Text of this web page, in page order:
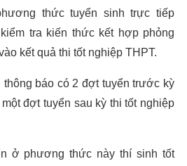
thức tuyển sinh trực tiếp
tra kiến thức kết hợp phỏng
kết quả thi tốt nghiệp THPT.
thông báo có 2 đợt tuyển trước kỳ
đợt tuyển sau kỳ thi tốt nghiệp
ở phương thức này thí sinh tốt